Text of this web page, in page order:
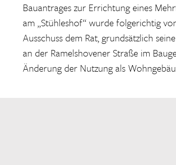
Bauantrages zur Errichtung eines
am „Stühleshof“ wurde folgerichtig
Ausschuss dem Rat, grundsätzlich
an der Ramelshovener Straße im
Änderung der Nutzung als